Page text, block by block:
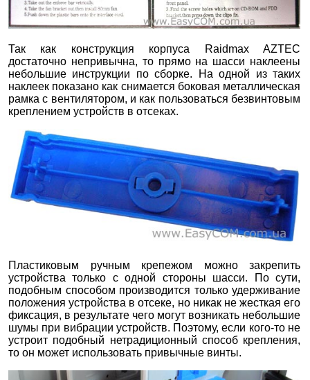
Так как конструкция корпуса Raidmax AZTEC
достаточно непривычна, то прямо на шасси наклеены
небольшие инструкции по сборке. На одной из таких
наклеек показано как снимается боковая металлическая
рамка с вентилятором, и как пользоваться безвинтовым
креплением устройств в отсеках.
Пластиковым ручным крепежом можно закрепить
устройства только с одной стороны шасси. По сути,
подобным способом производится только удерживание
положения устройства в отсеке, но никак не жесткая его
фиксация, в результате чего могут возникать небольшие
шумы при вибрации устройств. Поэтому, если кого-то не
устроит подобный нетрадиционный способ крепления,
то он может использовать привычные винты.